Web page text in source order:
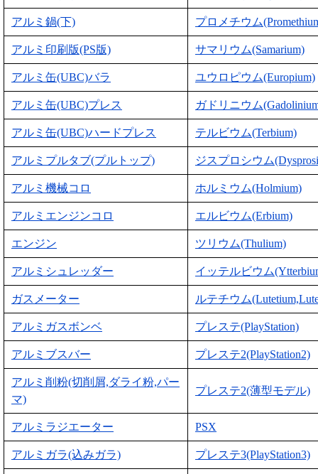
アルミ鍋(下) プロメチウム
アルミ印刷版(PS版) サマリウム(Samarium)
アルミ缶(UBC)バラ ユウロピウム(Europium)
アルミ缶(UBC)プレス ガドリニウム
アルミ缶(UBC)ハードプレス テルビウム(Terbium)
アルミプルタブ(プルトップ) ジスプロシウム
アルミ機械コロ ホルミウム(Holmium)
アルミエンジンコロ エルビウム(Erbium)
エンジン ツリウム(Thulium)
アルミシュレッダー イッテルビウム
ガスメーター ルテチウム
アルミガスボンベ プレステ(PlayStation)
アルミブスバー プレステ2(PlayStation2)
アルミ削粉(切削屑,ダライ粉,パー
マ)
プレステ2(薄型モデル)
アルミラジエーター PSX
アルミガラ(込みガラ) プレステ3(PlayStation3)